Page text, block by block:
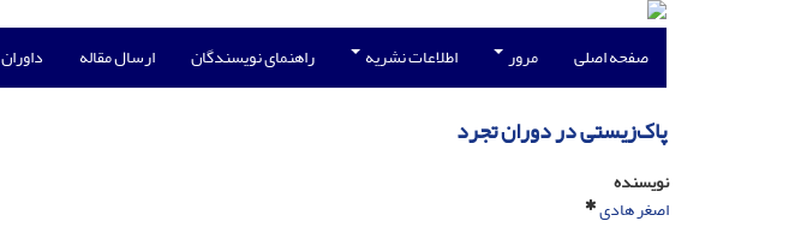
صفحه اصلی مرور اطلاعات نشریه راهنمای نویسندگان ارسال مقاله داوران
پاک‌زیستی در دوران تجرد
نویسنده
اصغر هادی